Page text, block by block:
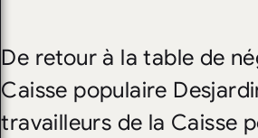
De retour à la table de
Caisse populaire
travailleurs de la Caisse